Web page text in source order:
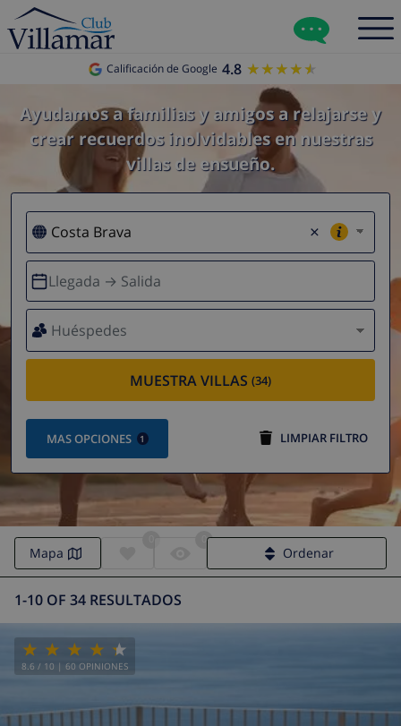
Calificación de Google 4.8 ★★★★★
★★★★★
Ayudamos a familias y amigos a relajarse y
crear recuerdos inolvidables en nuestras
villas de ensueño.
×
Llegada → Salida
Huéspedes
MUESTRA VILLAS (34)
MAS OPCIONES 1 LIMPIAR FILTRO
1-10 OF 34 RESULTADOS
Mapa Ordenar
8.6 / 10 | 60 OPINIONES